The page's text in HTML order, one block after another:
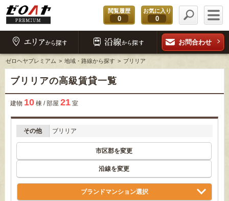
閲覧履歴
0
お気に入り
0
お問合わせ
ゼロヘヤプレミアム 地域・路線から探す ブリリア
ブリリアの高級賃貸一覧
建物 10棟 / 部屋 21室
その他 ブリリア
市区郡を変更
沿線を変更
ブランドマンション選択